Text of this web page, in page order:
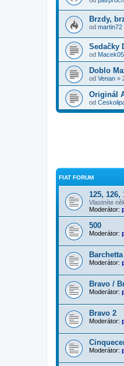
Brzdy,
od martin72
Sedačky
od
Doblo
od Venan »
Originál
od
FIAT FORUM
125, 126,
Vlastníte
Moderátor:
500
Moderátor:
Barchetta
Moderátor:
Bravo /
Moderátor:
Bravo 2
Moderátor:
Moderátor: